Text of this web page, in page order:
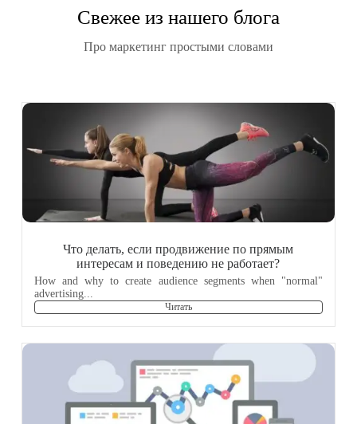
Свежее из нашего блога
Про маркетинг простыми словами
Что делать, если продвижение по прямым
интересам и поведению не работает?
How and why to create audience segments when "normal"
advertising...
Читать